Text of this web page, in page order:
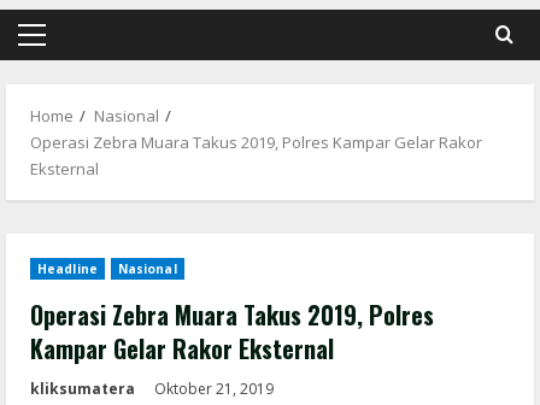
Primary
Home
Nasional
Operasi Zebra Muara Takus 2019, Polres Kampar Gelar Rakor
Eksternal
Headline Nasional
Operasi Zebra Muara Takus 2019, Polres
Kampar Gelar Rakor Eksternal
kliksumatera Oktober 21, 2019